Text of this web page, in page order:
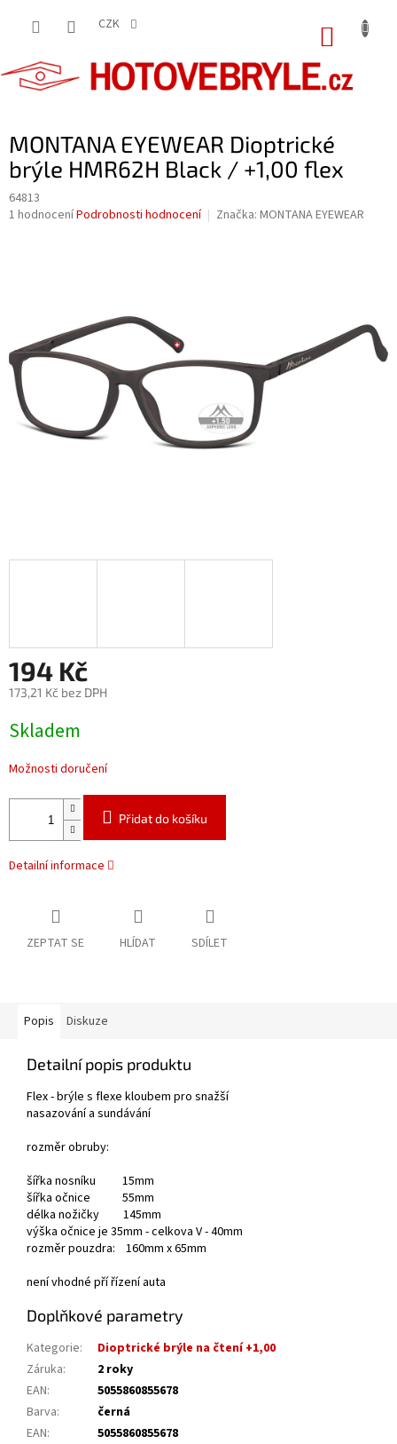
CZK
MONTANA EYEWEAR Dioptrické
brýle HMR62H Black / +1,00 flex
64813
Průměrné
hvězdiček.
1 hodnoceníPodrobnosti hodnocení Značka: MONTANA EYEWEAR
194 Kč
173,21 Kč bez DPH
cena:
Skladem
Možnosti doručení
Přidat do košíku
Detailní informace
ZEPTAT SE HLÍDAT SDÍLET
Popis Diskuze
Detailní popis produktu
Flex - brýle s flexe kloubem pro snažší
nasazování a sundávání
rozměr obruby:
šířka nosníku 15mm
šířka očnice 55mm
délka nožičky 145mm
výška očnice je 35mm - celkova V - 40mm
rozměr pouzdra: 160mm x 65mm
není vhodné pří řízení auta
Doplňkové parametry
Kategorie:
Dioptrické brýle na čtení +1,00
Záruka:
2 roky
EAN:
5055860855678
Barva:
černá
EAN:
5055860855678